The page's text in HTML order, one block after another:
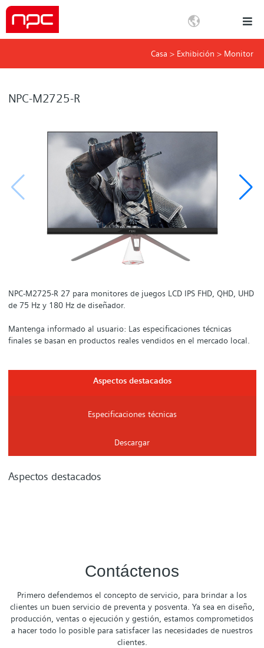
Casa > Exhibición > Monitor
NPC-M2725-R
NPC-M2725-R 27 para monitores de juegos LCD IPS FHD, QHD, UHD
de 75 Hz y 180 Hz de diseñador.
Mantenga informado al usuario: Las especificaciones técnicas
finales se basan en productos reales vendidos en el mercado local.
Aspectos destacados
Especificaciones técnicas
Descargar
Aspectos destacados
Contáctenos
Primero defendemos el concepto de servicio, para brindar a los
clientes un buen servicio de preventa y posventa. Ya sea en diseño,
producción, ventas o ejecución y gestión, estamos comprometidos
a hacer todo lo posible para satisfacer las necesidades de nuestros
clientes.